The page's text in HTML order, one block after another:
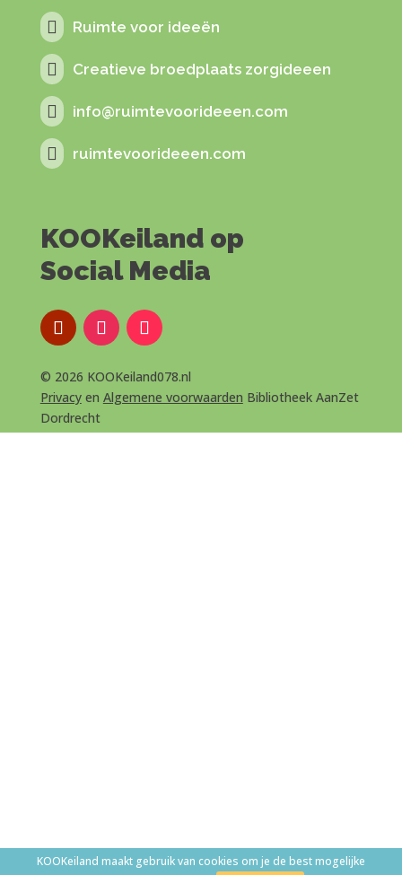
 Ruimte voor ideeën
 Creatieve broedplaats zorgideeen
 info@ruimtevoorideeen.com
 ruimtevoorideeen.com
KOOKeiland op
Social Media
© 2026 KOOKeiland078.nl
Privacyen Algemene voorwaarden Bibliotheek AanZet
Dordrecht
KOOKeiland maakt gebruik van cookies om je de best mogelijke